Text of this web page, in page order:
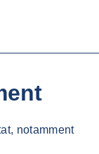
notamment